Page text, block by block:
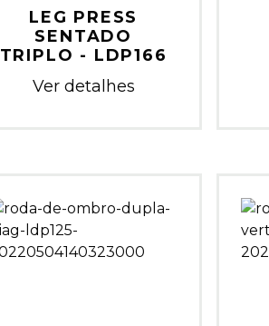
LEG PRESS
SENTADO
TRIPLO - LDP166
Ver detalhes